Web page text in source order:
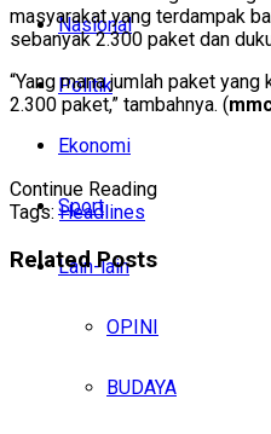
Nasional
Politik
Ekonomi
Sport
Lain-lain
OPINI
BUDAYA
masyarakat yang terdampak
sebanyak 2.300 paket dan
“Yang mana jumlah paket
2.300 paket,” tambahnya. (
Continue Reading
Tags: Headlines
RelatedPosts